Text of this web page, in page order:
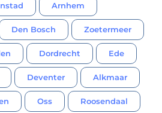
Arnhem
Den Bosch Zoetermeer
Dordrecht Ede
Deventer Alkmaar
Oss Roosendaal